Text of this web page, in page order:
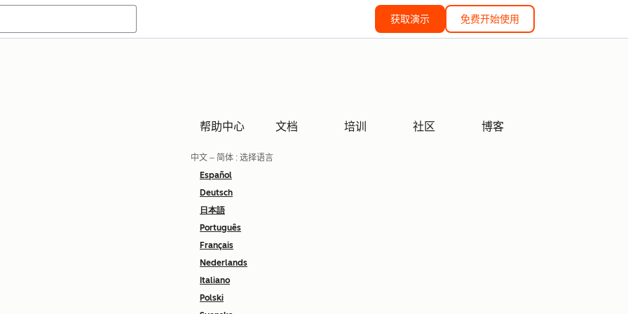
获取演示 免费开始使用
帮助中心 文档 培训 社区 博客
中文 – 简体 : 选择语言
Español
Deutsch
日本語
Português
Français
Nederlands
Italiano
Polski